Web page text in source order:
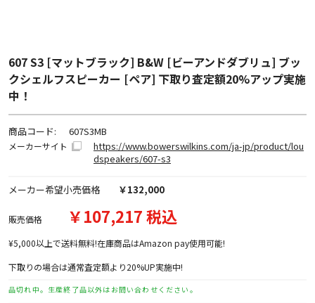
607 S3 [マットブラック] B&W [ビーアンドダブリュ] ブッ
クシェルフスピーカー [ペア] 下取り査定額20%アップ実施
中！
商品コード: 607S3MB
メーカーサイト
https://www.bowerswilkins.com/ja-jp/product/lou
dspeakers/607-s3
メーカー希望小売価格 ￥132,000
販売価格 ￥107,217 税込
¥5,000以上で送料無料!在庫商品はAmazon pay使用可能!
下取りの場合は通常査定額より20%UP実施中!
品切れ中。生産終了品以外はお問い合わせください。